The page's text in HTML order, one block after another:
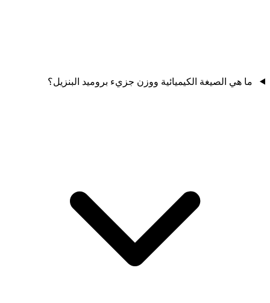
ما هي الصيغة الكيميائية ووزن جزيء بروميد البنزيل؟